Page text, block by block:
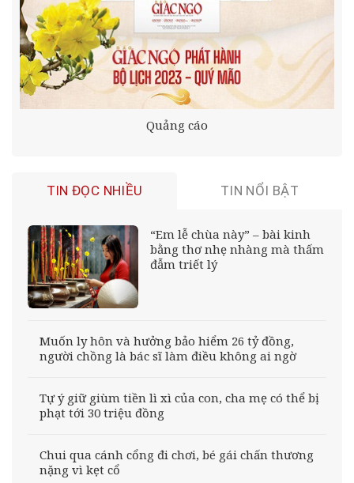
Quảng cáo
TIN ĐỌC NHIỀU TIN NỔI BẬT
“Em lễ chùa này” – bài kinh
bằng thơ nhẹ nhàng mà thấm
đẫm triết lý
Muốn ly hôn và hưởng bảo hiểm 26 tỷ đồng,
người chồng là bác sĩ làm điều không ai ngờ
Tự ý giữ giùm tiền lì xì của con, cha mẹ có thể bị
phạt tới 30 triệu đồng
Chui qua cánh cổng đi chơi, bé gái chấn thương
nặng vì kẹt cổ